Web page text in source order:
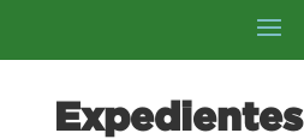
Expedientes